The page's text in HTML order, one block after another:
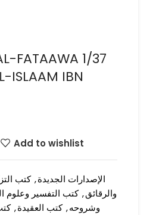
FATAAWA 1/37
ISLAAM IBN
Add to wishlist
الإصدارات الجديدة, كتب
والرقائق, كتب التفسير وعلوم
وشروحه, كتب العقيدة,